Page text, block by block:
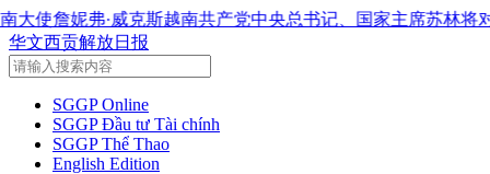
斯越南共产党中央总书记、国家主席苏林将对澳大利亚和新西
华文西贡解放日报
SGGP Online
SGGP Đầu tư Tài chính
SGGP Thể Thao
English Edition